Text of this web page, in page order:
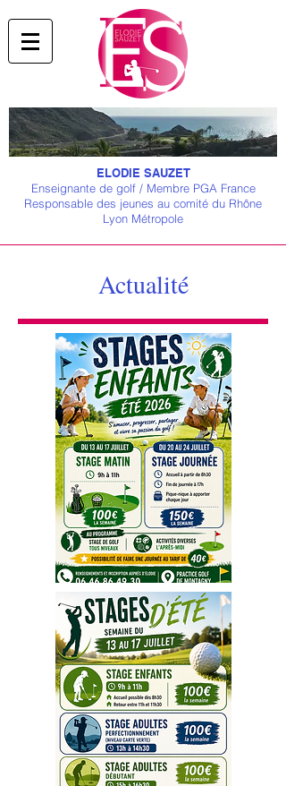
ELODIE SAUZET
Enseignante de golf / Membre PGA France
Responsable des jeunes au comité du Rhône
Lyon Métropole
Actualité